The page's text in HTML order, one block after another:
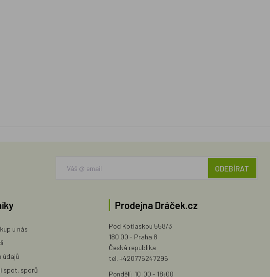
ODEBÍRAT
u nás
údajů
spot. sporů
Prodejna Dráček.cz
Pod Kotlaskou 558/3
180 00 - Praha 8
Česká republika
tel. +420775247296
Pondělí: 10:00 - 18:00